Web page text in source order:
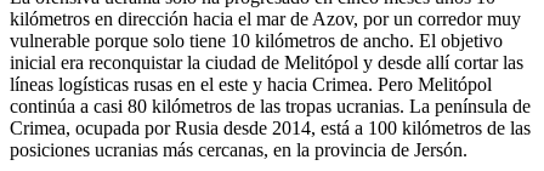
kilómetros en dirección hacia el mar de Azov, por un corredor muy
vulnerable porque solo tiene 10 kilómetros de ancho. El objetivo
inicial era reconquistar la ciudad de Melitópol y desde allí cortar las
líneas logísticas rusas en el este y hacia Crimea. Pero Melitópol
continúa a casi 80 kilómetros de las tropas ucranias. La península de
Crimea, ocupada por Rusia desde 2014, está a 100 kilómetros de las
posiciones ucranias más cercanas, en la provincia de Jersón.